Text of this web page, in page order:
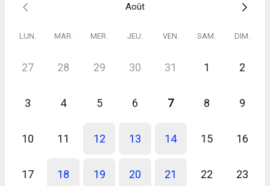
Août
LUN. MAR. MER. JEU. VEN. SAM. DIM.
27 28 29 30 31 1 2
3 4 5 6 7 8 9
10 11 12 13 14 15 16
17 18 19 20 21 22 23